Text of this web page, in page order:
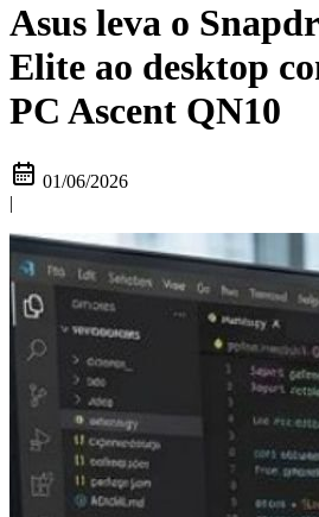
Asus leva o
Elite ao desktop
PC Ascent QN10
01/06/2026
|